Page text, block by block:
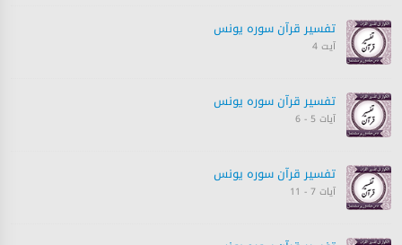
تفسیر قرآن سورہ ‎يونس
آیت 4
تفسیر قرآن سورہ ‎يونس
آیات 5 - 6
تفسیر قرآن سورہ ‎يونس
آیات 7 - 11